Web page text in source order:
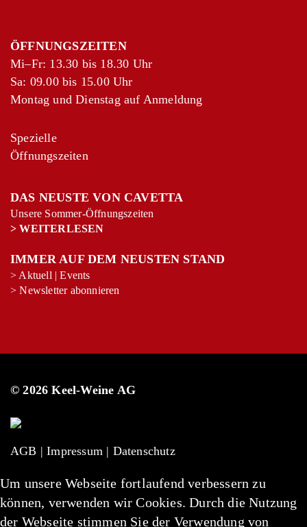
+ −
Leaflet |©OpenStreetMapcontributors
ÖFFNUNGSZEITEN
Mi–Fr: 13.30 bis 18.30 Uhr
Sa: 09.00 bis 15.00 Uhr
Montag und Dienstag auf Anmeldung
Spezielle
Öffnungszeiten
DAS NEUSTE VON CAVETTA
Unsere Sommer-Öffnungszeiten
>WEITERLESEN
IMMER AUF DEM NEUSTEN STAND
> Aktuell |Events
>Newsletter abonnieren
© 2026 Keel-Weine AG
AGB |Impressum | Datenschutz
Um unsere Webseite fortlaufend verbessern zu
können, verwenden wir Cookies. Durch die Nutzung
der Webseite stimmen Sie der Verwendung von